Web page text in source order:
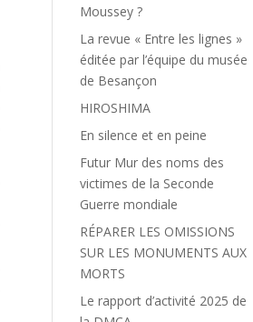
Moussey ?
La revue « Entre les lignes »
éditée par l’équipe du musée
de Besançon
HIROSHIMA
En silence et en peine
Futur Mur des noms des
victimes de la Seconde
Guerre mondiale
RÉPARER LES OMISSIONS
SUR LES MONUMENTS AUX
MORTS
Le rapport d’activité 2025 de